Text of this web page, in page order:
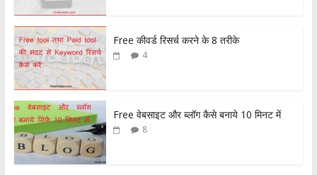
Free कीवर्ड रिसर्च करने के 8 तरीके
4
Free वेबसाइट और ब्लॉग कैसे बनाये 10 मिनट में
8